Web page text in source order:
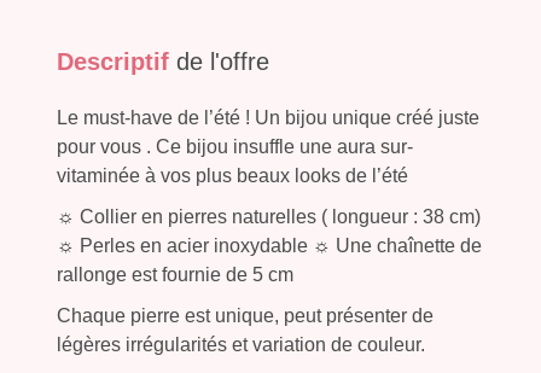
Descriptif de l'offre
Le must-have de l’été ! Un bijou unique créé juste
pour vous . Ce bijou insuffle une aura sur-
vitaminée à vos plus beaux looks de l’été
☼ Collier en pierres naturelles ( longueur : 38 cm)
☼ Perles en acier inoxydable ☼ Une chaînette de
rallonge est fournie de 5 cm
Chaque pierre est unique, peut présenter de
légères irrégularités et variation de couleur.